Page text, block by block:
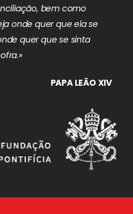
bem como
onde quer que ela se
quer que se sinta
PAPA LEÃO XIV